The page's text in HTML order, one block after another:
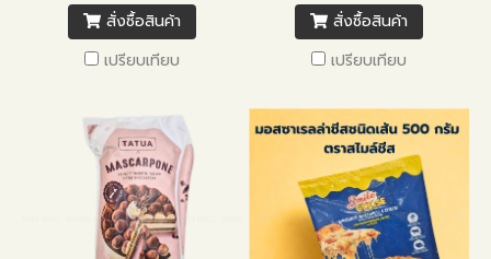
สั่งซื้อสินค้า
เปรียบเทียบ
สั่งซื้อสินค้า
เปรียบเทียบ